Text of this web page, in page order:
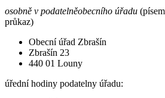
osobně v podatelněobecního úřadu
průkaz)
Obecní úřad Zbrašín
Zbrašín 23
440 01 Louny
úřední hodiny podatelny úřadu: